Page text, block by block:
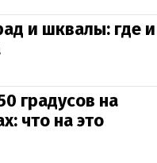
и шквалы: где и
градусов на
что на это